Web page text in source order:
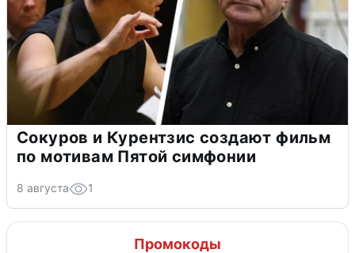
Сокуров и Курентзис создают фильм
по мотивам Пятой симфонии
8 августа 1
Промокоды